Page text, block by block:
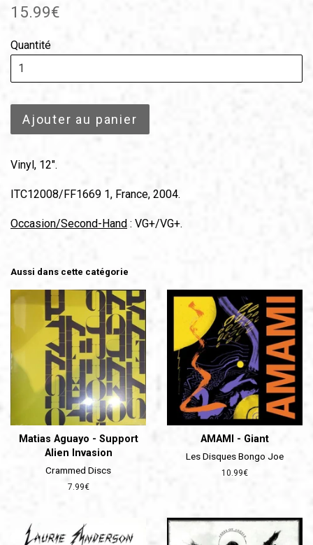
Prix
15.99€
Quantité
Ajouter au panier
Vinyl, 12".
ITC12008/FF1669 1, France, 2004.
Occasion/Second-Hand : VG+/VG+.
Aussi dans cette catégorie
Matias Aguayo - Support
Alien Invasion
Crammed Discs
Prix
7.99€
AMAMI - Giant
Les Disques Bongo Joe
Prix
10.99€